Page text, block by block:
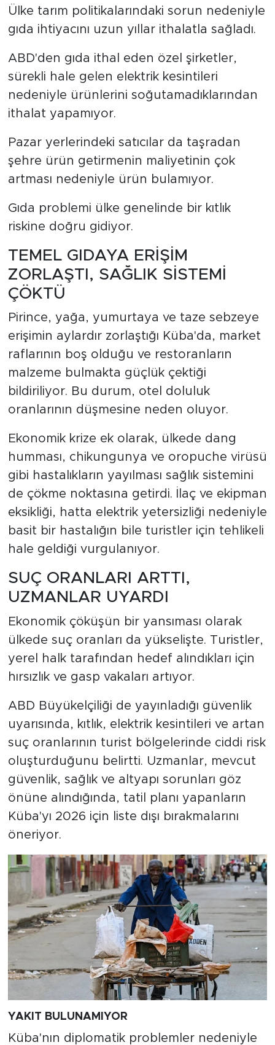
Ülke tarım politikalarındaki sorun nedeniyle
gıda ihtiyacını uzun yıllar ithalatla sağladı.
ABD'den gıda ithal eden özel şirketler,
sürekli hale gelen elektrik kesintileri
nedeniyle ürünlerini soğutamadıklarından
ithalat yapamıyor.
Pazar yerlerindeki satıcılar da taşradan
şehre ürün getirmenin maliyetinin çok
artması nedeniyle ürün bulamıyor.
Gıda problemi ülke genelinde bir kıtlık
riskine doğru gidiyor.
TEMEL GIDAYA ERİŞİM
ZORLAŞTI, SAĞLIK SİSTEMİ
ÇÖKTÜ
Pirince, yağa, yumurtaya ve taze sebzeye
erişimin aylardır zorlaştığı Küba'da, market
raflarının boş olduğu ve restoranların
malzeme bulmakta güçlük çektiği
bildiriliyor. Bu durum, otel doluluk
oranlarının düşmesine neden oluyor.
Ekonomik krize ek olarak, ülkede dang
humması, chikungunya ve oropuche virüsü
gibi hastalıkların yayılması sağlık sistemini
de çökme noktasına getirdi. İlaç ve ekipman
eksikliği, hatta elektrik yetersizliği nedeniyle
basit bir hastalığın bile turistler için tehlikeli
hale geldiği vurgulanıyor.
SUÇ ORANLARI ARTTI,
UZMANLAR UYARDI
Ekonomik çöküşün bir yansıması olarak
ülkede suç oranları da yükselişte. Turistler,
yerel halk tarafından hedef alındıkları için
hırsızlık ve gasp vakaları artıyor.
ABD Büyükelçiliği de yayınladığı güvenlik
uyarısında, kıtlık, elektrik kesintileri ve artan
suç oranlarının turist bölgelerinde ciddi risk
oluşturduğunu belirtti. Uzmanlar, mevcut
güvenlik, sağlık ve altyapı sorunları göz
önüne alındığında, tatil planı yapanların
Küba'yı 2026 için liste dışı bırakmalarını
öneriyor.
YAKIT BULUNAMIYOR
Küba'nın diplomatik problemler nedeniyle